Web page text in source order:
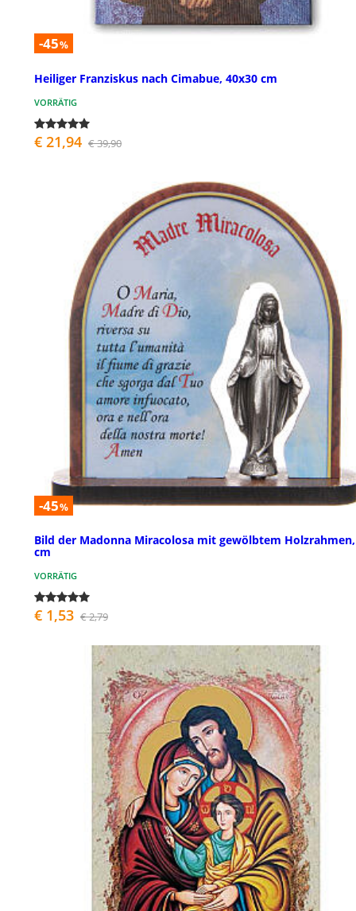
-45%
Heiliger Franziskus nach Cimabue, 40x30 cm
VORRÄTIG
€ 21,94 € 39,90
-45%
Bild der Madonna Miracolosa mit gewölbtem
cm
VORRÄTIG
€ 1,53 € 2,79